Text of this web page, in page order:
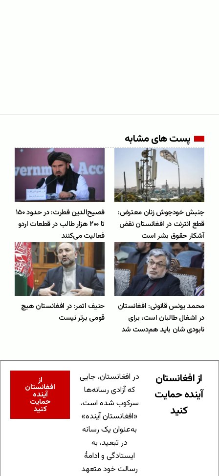
پست های مشابه
جنبش خودجوش زنان معترض:
قطع انترنت در افغانستان نقض
آشکار حقوق بشر است
فصیح‌الدین فطرت: در حدود ۱۵۰
تا ۲۰۰ هزار طالب در قطعات اردو
فعالیت می‌کنند
محمد یونس قانونی: افغانستان
در اشغال طالبان است، برای
نابودی شان باید هم‌دست شد
حنیف اتمر: در افغانستان هیچ
قومی برتر نیست
از افغانستان
آینده حمایت
کنید
در افغانستان، جایی
که آزادی رسانه‌ها
سرکوب شده است،
«افغانستان آینده»
به‌عنوان یک رسانه
در تبعید، به
ایستادگی و ادامهٔ
رسالت خود متعهد
از
افغانستان
آینده
حمایت
کنید